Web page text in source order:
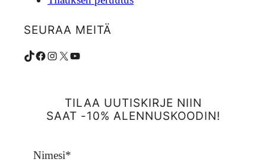
SEURAA MEITÄ
TikTok Facebook Instagram X YouTube
TILAA UUTISKIRJE NIIN
SAAT -10% ALENNUSKOODIN!
Nimesi*